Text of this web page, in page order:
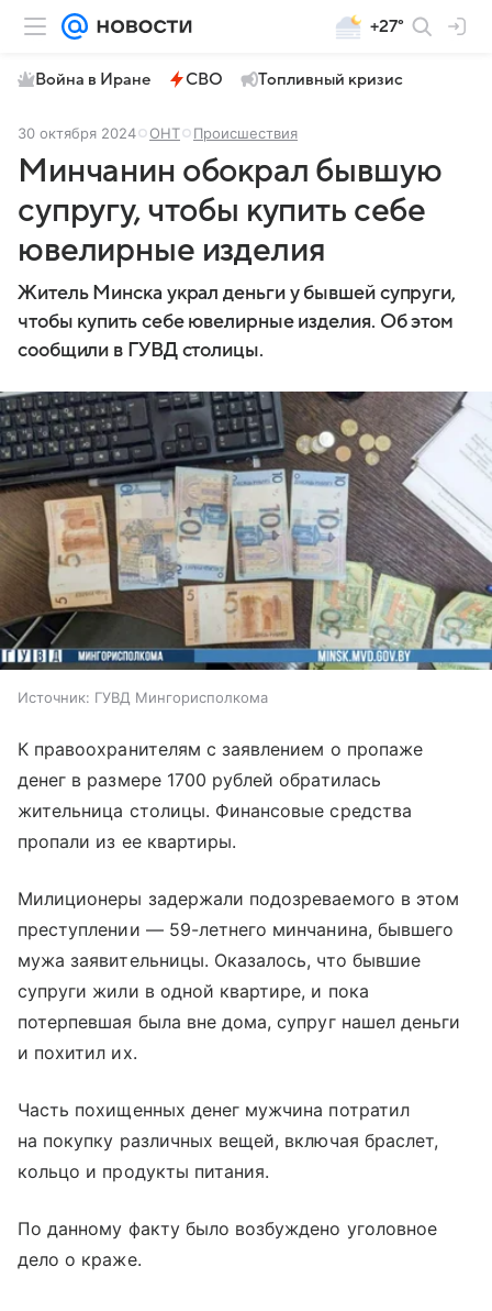
+27°
Война в Иране СВО Топливный кризис
30 октября 2024 ОНТ Происшествия
Минчанин обокрал бывшую
супругу, чтобы купить себе
ювелирные изделия
Житель Минска украл деньги у бывшей супруги,
чтобы купить себе ювелирные изделия. Об этом
сообщили в ГУВД столицы.
Источник: ГУВД Мингорисполкома
К правоохранителям с заявлением о пропаже
денег в размере 1700 рублей обратилась
жительница столицы. Финансовые средства
пропали из ее квартиры.
Милиционеры задержали подозреваемого в этом
преступлении — 59-летнего минчанина, бывшего
мужа заявительницы. Оказалось, что бывшие
супруги жили в одной квартире, и пока
потерпевшая была вне дома, супруг нашел деньги
и похитил их.
Часть похищенных денег мужчина потратил
на покупку различных вещей, включая браслет,
кольцо и продукты питания.
По данному факту было возбуждено уголовное
дело о краже.